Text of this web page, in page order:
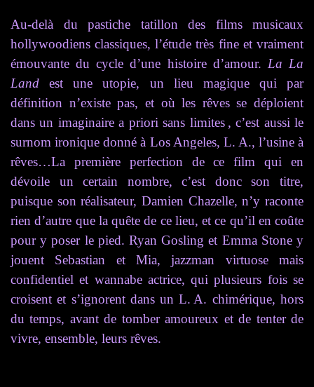
Au-delà du pastiche tatillon des films musicaux
hollywoodiens classiques, l’étude très fine et vraiment
émouvante du cycle d’une histoire d’amour. La La
Land est une utopie, un lieu magique qui par
définition n’existe pas, et où les rêves se déploient
dans un imaginaire a priori sans limites , c’est aussi le
surnom ironique donné à Los Angeles, L. A., l’usine à
rêves…La première perfection de ce film qui en
dévoile un certain nombre, c’est donc son titre,
puisque son réalisateur, Damien Chazelle, n’y raconte
rien d’autre que la quête de ce lieu, et ce qu’il en coûte
pour y poser le pied. Ryan Gosling et Emma Stone y
jouent Sebastian et Mia, jazzman virtuose mais
confidentiel et wannabe actrice, qui plusieurs fois se
croisent et s’ignorent dans un L. A. chimérique, hors
du temps, avant de tomber amoureux et de tenter de
vivre, ensemble, leurs rêves.